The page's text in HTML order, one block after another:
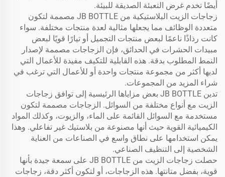
أيضًا تخدم غرض التعبئة الصديقة للبيئة.
زجاجات الزيت البلاستيكية من JB BOTTLE مصممة لتكون
متعددة الوظائف مما يجعلها مثالية لعدة منتجات مختلفة. سواء
كانت رذاذًا ناعمًا لبعض منتجات التجميل أو تيارًا قويًا لبعض
مبيدات الحشرات في الحدائق، فإن الزجاجات مصممة لإصدار
النمط المطلوب بدقة. هذه القابلية للتكيف مفيدة للأعمال التي
لديها أكثر من مجموعة منتجات واحدة أو للأعمال التي ترغب في
شراء المزيد من المجموعات.
تدين JB BOTTLE بعض مزاياها الرئيسية إلى توافق زجاجات
الزيت مع أنواع مختلفة من السوائل. الزجاجات مصممة لتكون
مستخدمة مع السوائل القائمة على الماء، والزيوت، وكذلك المواد
الكيميائية القوية حيث أنها مصنوعة من بلاستيك غير تفاعلي. وهذا
يمكن استخدامها على نطاق واسع في الصناعات من العناية
الشخصية إلى التنظيف الصناعي.
حصلت زجاجات الزيت من JB BOTTLE على سمعة جيدة بأنها
قوية، بفضل متانتها. هذه الزجاجات، أو لتكون أكثر دقة، زجاجات